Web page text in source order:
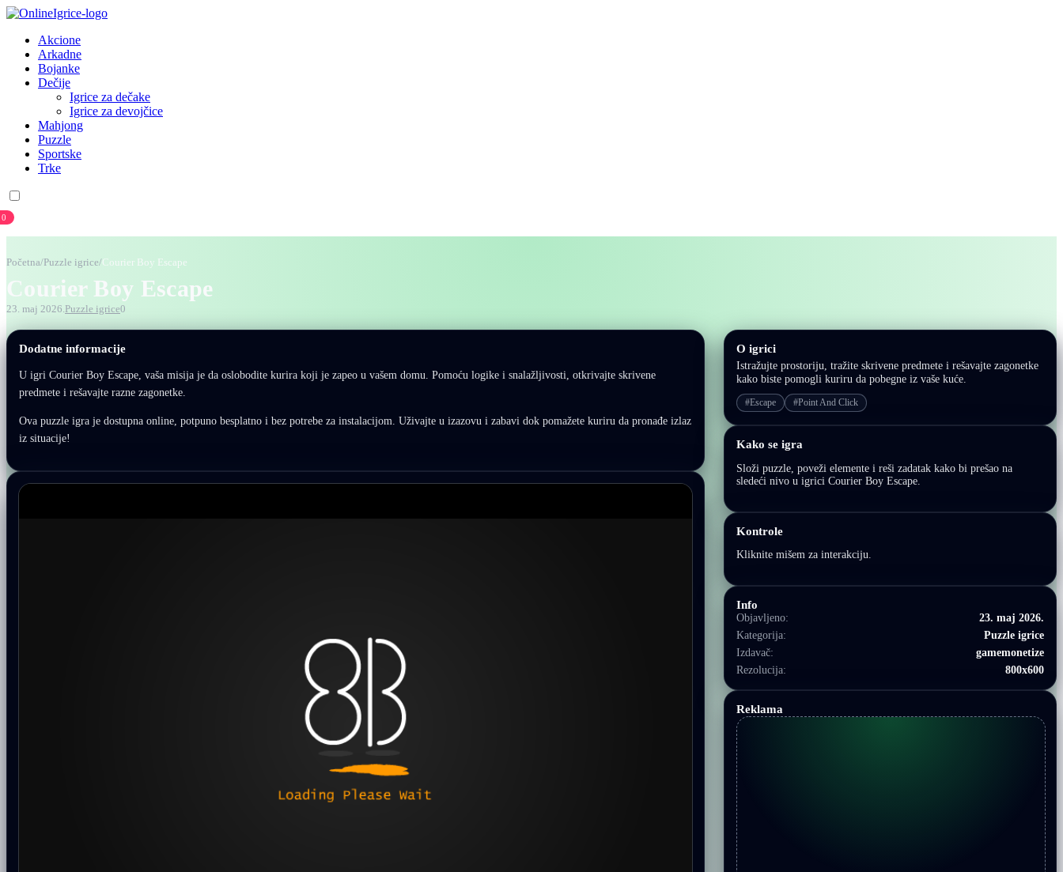
Akcione
Arkadne
Bojanke
Dečije
Igrice za dečake
Igrice za devojčice
Mahjong
Puzzle
Sportske
Trke
0
Početna/ Puzzle igrice/Courier Boy Escape
Courier Boy Escape
23. maj 2026.Puzzle igrice0
Dodatne informacije
U igri Courier Boy Escape, vaša misija je da oslobodite kurira koji je zapeo u vašem domu. Pomoću logike i snalažljivosti, otkrivajte skrivene
predmete i rešavajte razne zagonetke.
Ova puzzle igra je dostupna online, potpuno besplatno i bez potrebe za instalacijom. Uživajte u izazovu i zabavi dok pomažete kuriru da pronađe izlaz
iz situacije!
O igrici
Istražujte prostoriju, tražite skrivene predmete i rešavajte zagonetke
kako biste pomogli kuriru da pobegne iz vaše kuće.
#Escape #Point And Click
Kako se igra
Složi puzzle, poveži elemente i reši zadatak kako bi prešao na
sledeći nivo u igrici Courier Boy Escape.
Kontrole
Kliknite mišem za interakciju.
Info
Objavljeno:
23. maj 2026.
Kategorija:
Puzzle igrice
Izdavač:
gamemonetize
Rezolucija:
800x600
Reklama